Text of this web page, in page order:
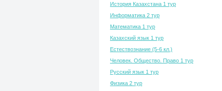
История Казахстана 1 тур
Информатика 2 тур
Математика 1 тур
Казахский язык 1 тур
Естествознание (5-6 кл.)
Человек. Общество. Право 1 тур
Русский язык 1 тур
Физика 2 тур